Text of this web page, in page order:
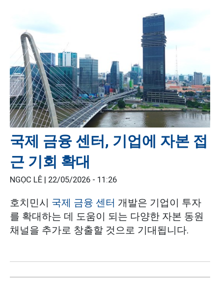
국제 금융 센터, 기업에 자본 접
근 기회 확대
NGỌC LÊ | 22/05/2026 - 11:26
호치민시 국제 금융 센터 개발은 기업이 투자
를 확대하는 데 도움이 되는 다양한 자본 동원
채널을 추가로 창출할 것으로 기대됩니다.